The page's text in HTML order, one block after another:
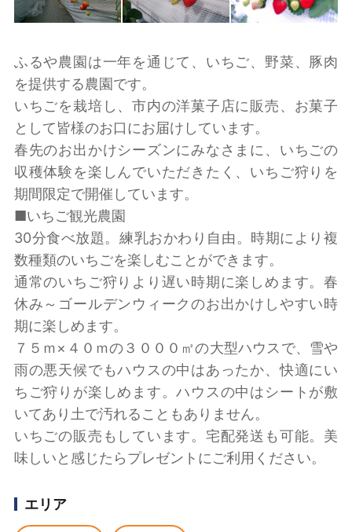
ふるや農園は一年を通じて、いちご、野菜、豚肉
を提供する農園です。
いちごを栽培し、市内の洋菓子店に販売、お菓子
として皆様のお口にお届けしています。
春先のお出かけシーズンにみなさまに、いちごの
収穫体験を楽しんでいただきたく、いちご狩りを
期間限定で開催しています。
■いちご観光農園
30分食べ放題。練乳おかわり自由。時期により複
数種類のいちごを楽しむことができます。
通常のいちご狩りより遅い時期に楽しめます。春
休み～ゴールデンウィークのお出かけしやすい時
期に楽しめます。
７５ｍ×４０ｍの３０００㎡の大型ハウスで、雪や
雨の悪天候でもハウスの中はあったか、快適にい
ちご狩りが楽しめます。ハウスの中はシートが敷
いてあり土で汚れることもありません。
いちごの販売もしています。宅配発送も可能。美
味しいと感じたらプレゼントにご利用ください。
エリア